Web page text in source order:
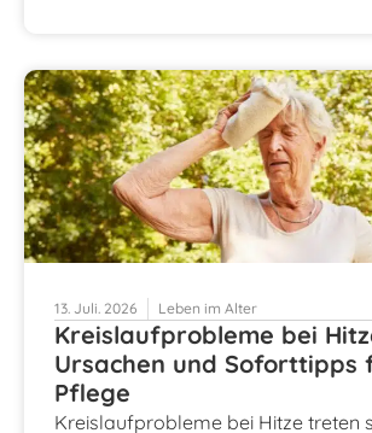
13. Juli. 2026 Leben im Alter
Kreislaufprobleme bei
Ursachen und Soforttipps
Pflege
Kreislaufprobleme bei Hitze treten